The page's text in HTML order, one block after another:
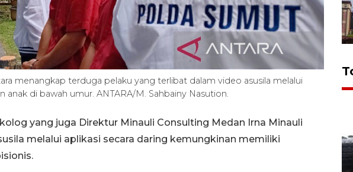
menangkap terduga pelaku yang terlibat dalam video asusila melalui
anak di bawah umur. ANTARA/M. Sahbainy Nasution.
yang juga Direktur Minauli Consulting Medan Irna Minauli
melalui aplikasi secara daring kemungkinan memiliki